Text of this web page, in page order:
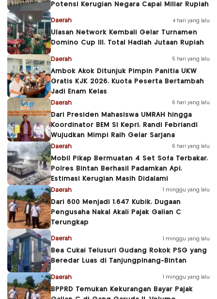
Potensi Kerugian Negara Capai Miliar Rupiah
Daerah 4 hari yang lalu
Ulasan Network Kembali Gelar Turnamen
Domino Cup III, Total Hadiah Jutaan Rupiah
Daerah 5 hari yang lalu
Ambok Akok Ditunjuk Pimpin Panitia UKW
Gratis KJK 2026, Kuota Peserta Bertambah
Jadi Enam Kelas
Daerah 6 hari yang lalu
Dari Presiden Mahasiswa UMRAH hingga
Koordinator BEM SI Kepri, Randi Febriandi
Wujudkan Mimpi Raih Gelar Sarjana
Daerah 6 hari yang lalu
Mobil Pikap Bermuatan 4 Set Sofa Terbakar,
Polres Bintan Berhasil Padamkan Api,
Estimasi Kerugian Masih Didalami
Daerah 1 minggu yang lalu
Dari 600 Menjadi 1.647 Kubik, Dugaan
Pengusaha Nakal Akali Pajak Galian C
Terungkap
Daerah 1 minggu yang lalu
Bea Cukai Telusuri Gudang Rokok PSG yang
Beredar Luas di Tanjungpinang-Bintan
Daerah 1 minggu yang lalu
BPPRD Temukan Kekurangan Bayar Pajak